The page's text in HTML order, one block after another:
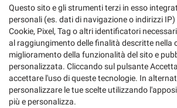
Via Aurelia, 42, Carrara (MS)
C.F/P.IVA:01326240452
Registro delle imprese:MS
Questo sito e gli strumenti terzi in esso
personali (es. dati di navigazione o indirizzi
Cookie, Pixel, Tag o altri identificatori
al raggiungimento delle finalità descritte nella
miglioramento della funzionalità del sito e
personalizzata. Cliccando sul pulsante
accettare l'uso di queste tecnologie. In
personalizzare le tue scelte utilizzando
più e personalizza.